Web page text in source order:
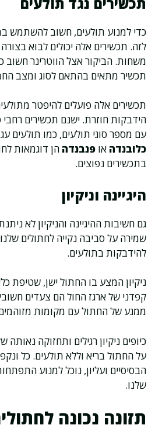
כדי למנוע תולעים, חשוב להשתמש
לזה. תכשירים אלה יכולים לבוא
משחות. הביקור אצל הווטרינר חשוב
תכשיר מתאים בהתאם לסוג ומצב
תכשירים אלה פועלים להיפטר
הידבקות חוזרת. ישנם תכשירים רחבי
עם מספר סוגי תולעים, כמו תולעים
כלובנדה או פנבנדה הן דוגמאות
בתכשירים נפוצים.
היגיינה וניקיון
גם חשיבות ההיגיינה והניקיון לא
שמירה על סביבה נקייה לחתולים
להידבקות בתולעים.
ניקיון המצע בו החתול ישן, שטיפת
קפדני של ארגז החול הם צעדים
ממגע של החתול עם מקומות
כיופים ניקיון רגילים ותחזוקה
על החתול בריא וללא תולעים. כל
הבסיסיים ועליון, נוכל למנוע
שלנו.
תזונה נכונה